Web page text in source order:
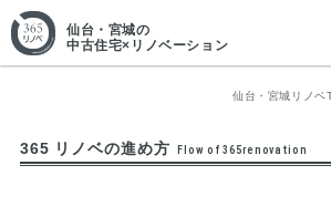
仙台・宮城の
中古住宅×リノベーション
仙台・宮城リノベ
365 リノベの進め方 Flow of 365renovation